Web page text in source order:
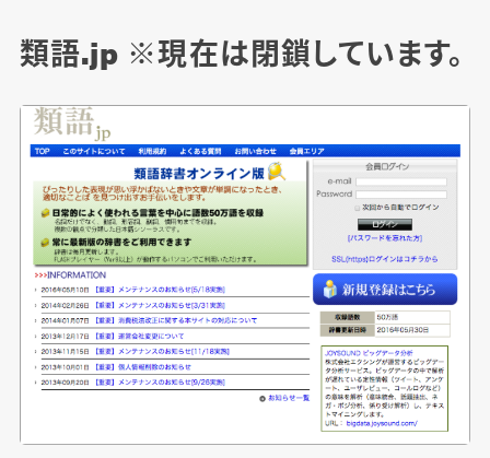
類語.jp ※現在は閉鎖しています。